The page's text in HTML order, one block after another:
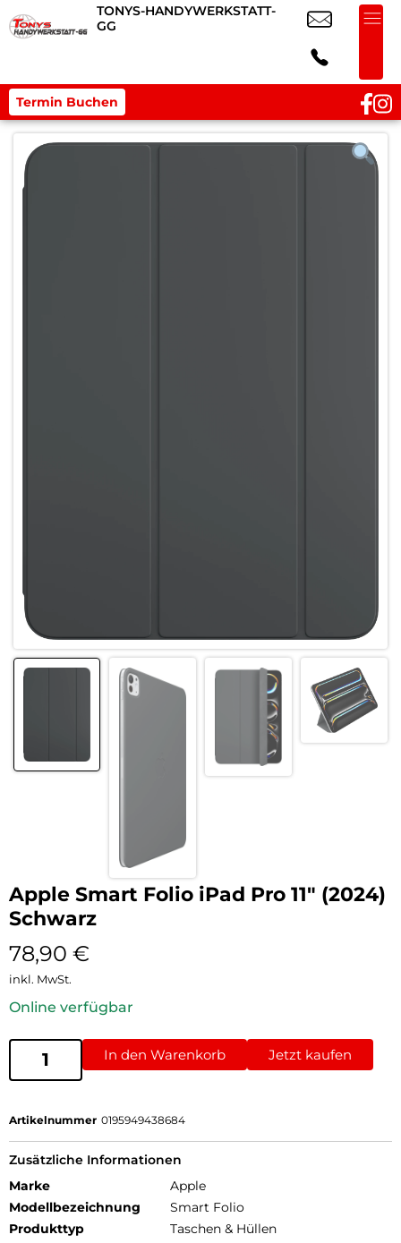
TONYS-HANDYWERKSTATT-
GG
Termin Buchen
Apple Smart Folio iPad Pro 11″ (2024)
Schwarz
78,90 €
inkl. MwSt.
Online verfügbar
In den Warenkorb Jetzt kaufen
Artikelnummer 0195949438684
Zusätzliche Informationen
Marke
Apple
Modellbezeichnung
Smart Folio
Produkttyp
Taschen & Hüllen